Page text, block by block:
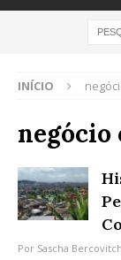
INÍCIO
Por Sascha Bercovitch